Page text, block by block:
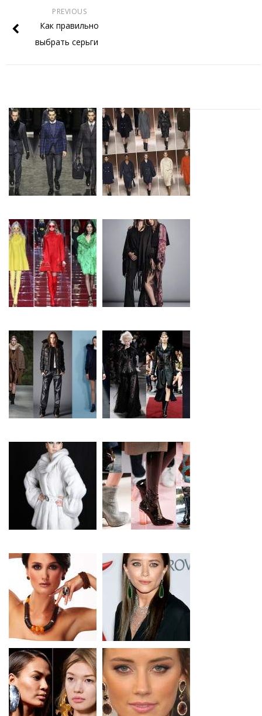
PREVIOUS
Как правильно
выбрать серьги